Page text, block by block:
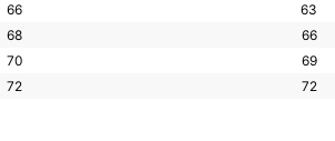
66 63
68 66
70 69
72 72